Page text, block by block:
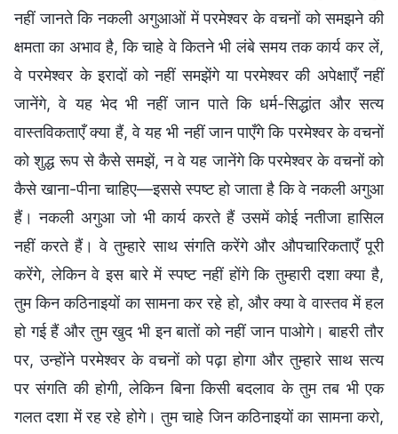
नहीं जानते कि नकली अगुआओं में परमेश्वर के वचनों को समझने की
क्षमता का अभाव है, कि चाहे वे कितने भी लंबे समय तक कार्य कर लें,
वे परमेश्वर के इरादों को नहीं समझेंगे या परमेश्वर की अपेक्षाएँ नहीं
जानेंगे, वे यह भेद भी नहीं जान पाते कि धर्म-सिद्धांत और सत्य
वास्तविकताएँ क्या हैं, वे यह भी नहीं जान पाएँगे कि परमेश्वर के वचनों
को शुद्ध रूप से कैसे समझें, न वे यह जानेंगे कि परमेश्वर के वचनों को
कैसे खाना-पीना चाहिए—इससे स्पष्ट हो जाता है कि वे नकली अगुआ
हैं। नकली अगुआ जो भी कार्य करते हैं उसमें कोई नतीजा हासिल
नहीं करते हैं। वे तुम्हारे साथ संगति करेंगे और औपचारिकताएँ पूरी
करेंगे, लेकिन वे इस बारे में स्पष्ट नहीं होंगे कि तुम्हारी दशा क्या है,
तुम किन कठिनाइयों का सामना कर रहे हो, और क्या वे वास्तव में हल
हो गई हैं और तुम खुद भी इन बातों को नहीं जान पाओगे। बाहरी तौर
पर, उन्होंने परमेश्वर के वचनों को पढ़ा होगा और तुम्हारे साथ सत्य
पर संगति की होगी, लेकिन बिना किसी बदलाव के तुम तब भी एक
गलत दशा में रह रहे होगे। तुम चाहे जिन कठिनाइयों का सामना करो,